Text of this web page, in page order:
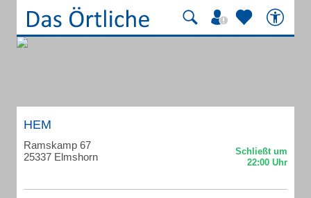
HEM
Ramskamp 67
25337 Elmshorn